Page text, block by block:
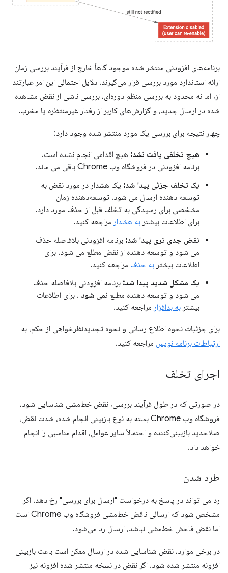
برنامه‌های افزودنی منتشر شده موجود گاهاً خارج از فرآیند بررسی زمان
ارائه استاندارد مورد بررسی قرار می‌گیرند. دلایل احتمالی این امر عبارتند
از، اما نه محدود به بررسی منظم دوره‌ای، بررسی ناشی از نقض مشاهده
شده در ارسال جدید، و گزارش‌های کاربر از رفتار غیرمنتظره یا مخرب.
چهار نتیجه برای بررسی یک مورد منتشر شده وجود دارد:
هیچ تخلفی یافت نشد: هیچ اقدامی انجام نشده است.
برنامه افزودنی در فروشگاه وب Chrome باقی می ماند.
یک تخلف جزئی پیدا شد: یک هشدار در مورد نقض به
توسعه دهنده ارسال می شود. توسعه‌دهنده زمان
مشخصی برای رسیدگی به تخلف قبل از حذف مورد دارد.
برای اطلاعات بیشتر به هشدار مراجعه کنید.
نقض جدی تری پیدا شد: برنامه افزودنی بلافاصله حذف
می شود و توسعه دهنده از نقض مطلع می شود. برای
اطلاعات بیشتر به حذف مراجعه کنید.
یک مشکل شدید پیدا شد: برنامه افزودنی بلافاصله حذف
می شود و توسعه دهنده مطلع نمی شود . برای اطلاعات
بیشتر به بدافزار مراجعه کنید.
برای جزئیات نحوه اطلاع رسانی و نحوه تجدیدنظرخواهی از حکم، به
ارتباطات برنامه نویس مراجعه کنید.
اجرای تخلف
در صورتی که در طول فرآیند بررسی، نقض خط‌مشی شناسایی شود،
فروشگاه وب Chrome بسته به نوع بازبینی انجام شده، شدت نقض،
صلاحدید بازبینی‌کننده و احتمالاً سایر عوامل، اقدام مناسبی را انجام
خواهد داد.
طرد شدن
رد می تواند در پاسخ به درخواست "ارسال برای بررسی" رخ دهد. اگر
مشخص شود که ارسالی ناقض خط‌مشی فروشگاه وب Chrome است
اما نقض فاحش خط‌مشی نباشد، ارسال رد می‌شود.
در برخی موارد، نقض شناسایی شده در ارسال ممکن است باعث بازبینی
افزونه منتشر شده شود. اگر نقض در نسخه منتشر شده افزونه نیز